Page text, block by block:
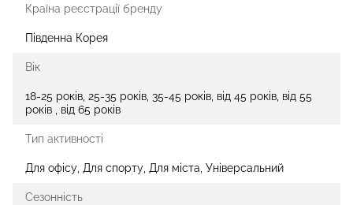
Країна реєстрації бренду
Південна Корея
Вік
18-25 років, 25-35 років, 35-45 років, від 45 років, від 55
років , від 65 років
Тип активності
Для офісу, Для спорту, Для міста, Універсальний
Сезонність